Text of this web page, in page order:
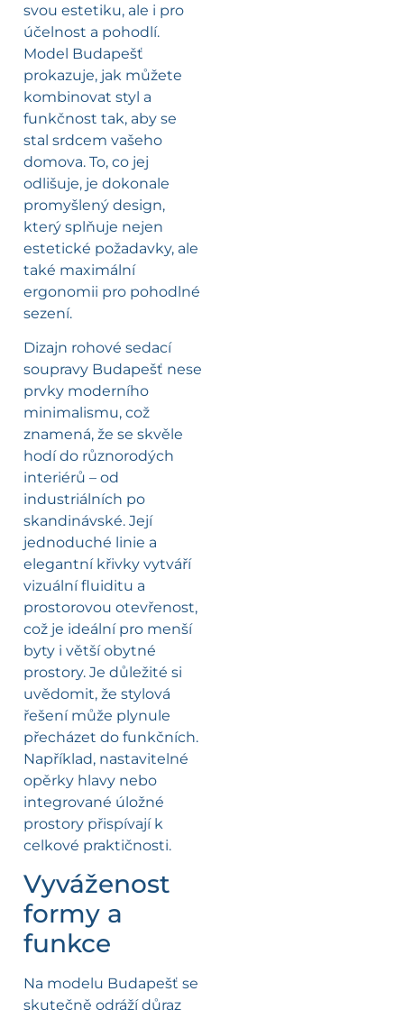
svou estetiku, ale i pro
účelnost a pohodlí.
Model Budapešť
prokazuje, jak můžete
kombinovat styl a
funkčnost tak, aby se
stal srdcem vašeho
domova. To, co jej
odlišuje, je dokonale
promyšlený design,
který splňuje nejen
estetické požadavky, ale
také maximální
ergonomii pro pohodlné
sezení.
Dizajn rohové sedací
soupravy Budapešť nese
prvky moderního
minimalismu, což
znamená, že se skvěle
hodí do různorodých
interiérů – od
industriálních po
skandinávské. Její
jednoduché linie a
elegantní křivky vytváří
vizuální fluiditu a
prostorovou otevřenost,
což je ideální pro menší
byty i větší obytné
prostory. Je důležité si
uvědomit, že stylová
řešení může plynule
přecházet do funkčních.
Například, nastavitelné
opěrky hlavy nebo
integrované úložné
prostory přispívají k
celkové praktičnosti.
Vyváženost
formy a
funkce
Na modelu Budapešť se
skutečně odráží důraz